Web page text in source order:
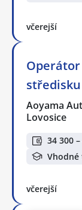
včerejší
Operátor
Aoyama
Lovosice
34 300
včerejší